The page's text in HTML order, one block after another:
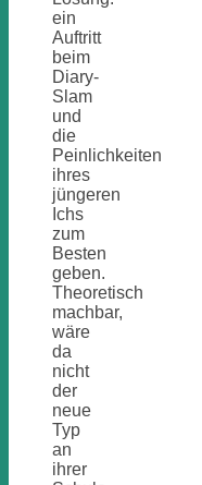
ein
Auftritt
beim
Diary-
Slam
und
die
Peinlichkeiten
ihres
jüngeren
Ichs
zum
Besten
geben.
Theoretisch
machbar,
wäre
da
nicht
der
neue
Typ
an
ihrer